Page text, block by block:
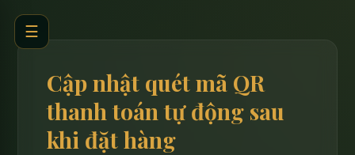
☰
Cập nhật quét mã QR
thanh toán tự động sau
khi đặt hàng